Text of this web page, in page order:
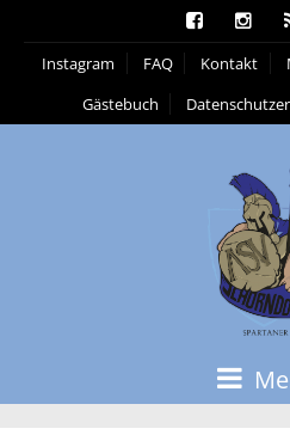
Instagram FAQ Kontakt
Gästebuch